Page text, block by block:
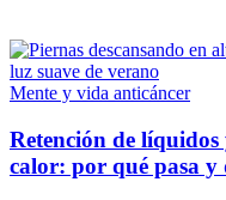
Mente y vida anticáncer
Retención de
calor: por qué pasa y